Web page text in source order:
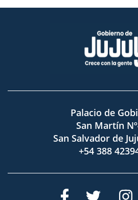
Palacio de
San Martín
San Salvador de
+54 388